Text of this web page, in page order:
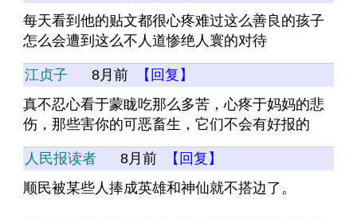
每天看到他的贴文都很心疼难过这么善良的孩子
怎么会遭到这么不人道惨绝人寰的对待
江贞子 8月前
【回复】
真不忍心看于蒙眬吃那么多苦，心疼于妈妈的悲
伤，那些害你的可恶畜生，它们不会有好报的
人民报读者 8月前
【回复】
顺民被某些人捧成英雄和神仙就不搭边了。